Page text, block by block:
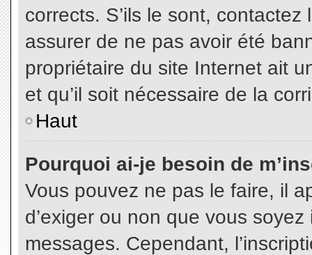
corrects. S’ils le sont,
assurer de ne pas avoir été
propriétaire du site Internet ait
et qu’il soit nécessaire de la
Haut
Pourquoi ai-je besoin de
Vous pouvez ne pas le faire, il
d’exiger ou non que vous
messages. Cependant,